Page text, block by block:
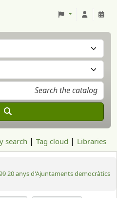
search Tag cloud Libraries
20 anys d'Ajuntaments democràtics